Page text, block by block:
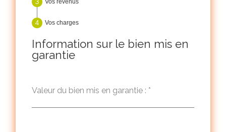
Vos revenus
Vos charges
Information sur le bien mis en
garantie
Valeur du bien mis en garantie : *